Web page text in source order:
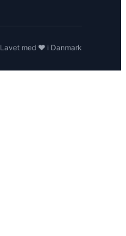
Lavet med ❤️ i Danmark